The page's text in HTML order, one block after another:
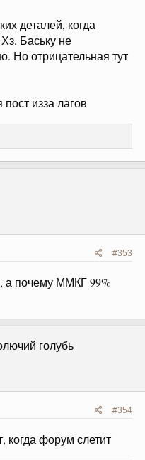
деталей, когда
Баську не
Но отрицательная тут
изза лагов
#353
а почему ММКГ 99%
голубь
#354
когда форум слетит